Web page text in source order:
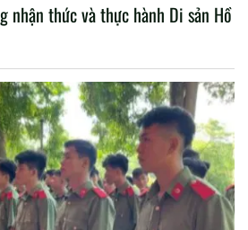
nhận thức và thực hành Di sản Hồ